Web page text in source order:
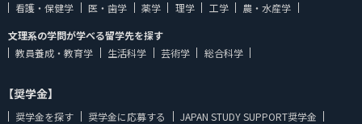
看護・保健学
医・歯学 薬学 理学 工学
農・水産学
文理系の学問が学べる留学先を探す
教員養成・教育学
生活科学 芸術学 総合科学
【奨学金】
奨学金を探す 奨学金に応募する JAPAN STUDY SUPPORT奨学金